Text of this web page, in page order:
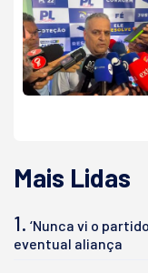
Mais Lidas
1. ‘Nunca vi o
eventual aliança